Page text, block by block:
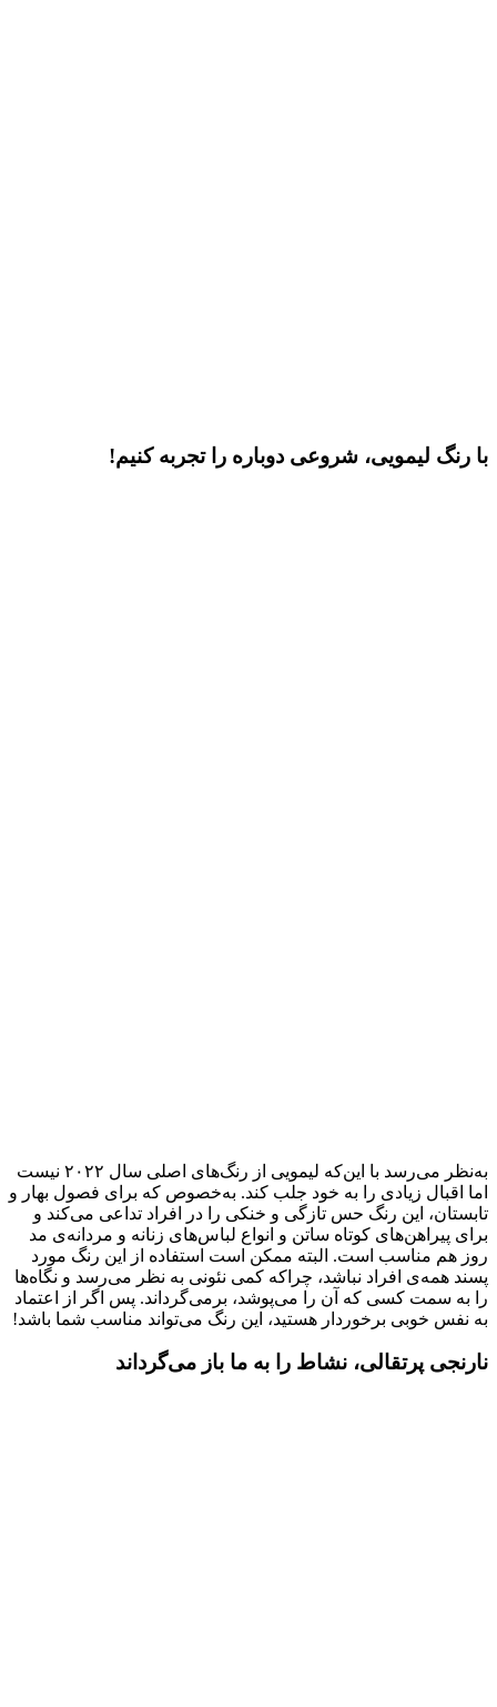
با رنگ لیمویی، شروعی دوباره را تجربه کنیم!
به‌نظر می‌رسد با این‌که لیمویی از رنگ‌های اصلی سال ۲۰۲۲ نیست
اما اقبال زیادی را به خود جلب کند. به‌خصوص که برای فصول بهار و
تابستان، این رنگ حس تازگی و خنکی را در افراد تداعی می‌کند و
برای پیراهن‌های کوتاه ساتن و انواع لباس‌های زنانه و مردانه‌ی مد
روز هم مناسب است. البته ممکن است استفاده از این رنگ مورد
پسند همه‌ی افراد نباشد، چراکه کمی نئونی به نظر می‌رسد و نگاه‌ها
را به سمت کسی که آن را می‌پوشد، برمی‎‌گرداند. پس اگر از اعتماد
به نفس خوبی برخوردار هستید، این رنگ می‌تواند مناسب شما باشد!
نارنجی پرتقالی، نشاط را به ما باز می‌گرداند